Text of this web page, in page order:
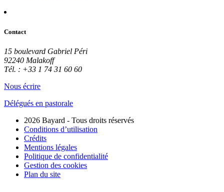
Contact
15 boulevard Gabriel Péri
92240 Malakoff
Tél. : +33 1 74 31 60 60
Nous écrire
Délégués en pastorale
2026 Bayard - Tous droits réservés
Conditions d’utilisation
Crédits
Mentions légales
Politique de confidentialité
Gestion des cookies
Plan du site